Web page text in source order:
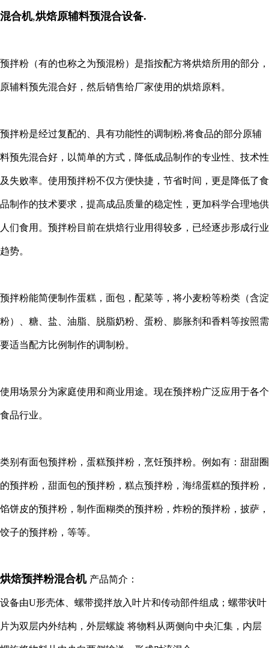
混合机,烘焙原辅料预混合设备.
预拌粉（有的也称之为预混粉）是指按配方将烘焙所用的部分，
原辅料预先混合好，然后销售给厂家使用的烘焙原料。
预拌粉是经过复配的、具有功能性的调制粉,将食品的部分原辅
料预先混合好，以简单的方式，降低成品制作的专业性、技术性
及失败率。使用预拌粉不仅方便快捷，节省时间，更是降低了食
品制作的技术要求，提高成品质量的稳定性，更加科学合理地供
人们食用。预拌粉目前在烘焙行业用得较多，已经逐步形成行业
趋势。
预拌粉能简便制作蛋糕，面包，配菜等，将小麦粉等粉类（含淀
粉）、糖、盐、油脂、脱脂奶粉、蛋粉、膨胀剂和香料等按照需
要适当配方比例制作的调制粉。
使用场景分为家庭使用和商业用途。现在预拌粉广泛应用于各个
食品行业。
类别有面包预拌粉，蛋糕预拌粉，烹饪预拌粉。例如有：甜甜圈
的预拌粉，甜面包的预拌粉，糕点预拌粉，海绵蛋糕的预拌粉，
馅饼皮的预拌粉，制作面糊类的预拌粉，炸粉的预拌粉，披萨，
饺子的预拌粉，等等。
烘焙预拌粉混合机 产品简介：
设备由U形壳体、螺带搅拌放入叶片和传动部件组成；螺带状叶
片为双层内外结构，外层螺旋 将物料从两侧向中央汇集，内层